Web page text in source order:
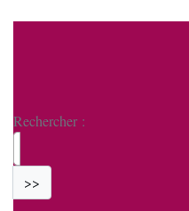
Rechercher :
>>